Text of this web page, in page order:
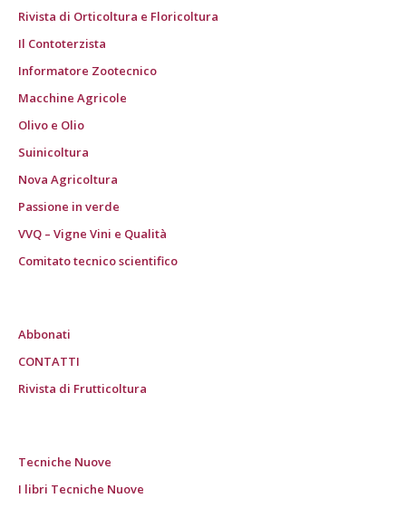
Rivista di Orticoltura e Floricoltura
Il Contoterzista
Informatore Zootecnico
Macchine Agricole
Olivo e Olio
Suinicoltura
Nova Agricoltura
Passione in verde
VVQ – Vigne Vini e Qualità
Comitato tecnico scientifico
Abbonati
CONTATTI
Rivista di Frutticoltura
Tecniche Nuove
I libri Tecniche Nuove